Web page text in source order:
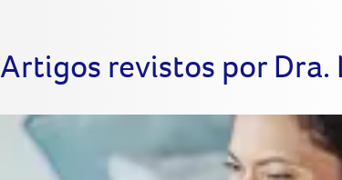
Artigos revistos por